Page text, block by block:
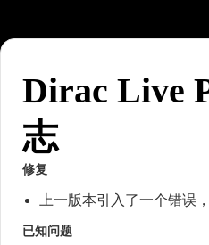
Dirac Live
志
修复
上一版本引入了一个错误
已知问题